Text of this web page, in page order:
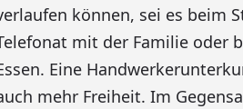
können, sei es beim
mit der Familie oder
Eine
mehr Freiheit. Im